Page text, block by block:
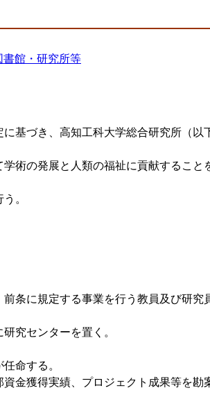
書館・研究所等
に基づき、高知工科大学総合研究所（以
術の発展と人類の福祉に貢献すること
。
に規定する事業を行う教員及び研究
究センターを置く。
命する。
獲得実績、プロジェクト成果等を勘